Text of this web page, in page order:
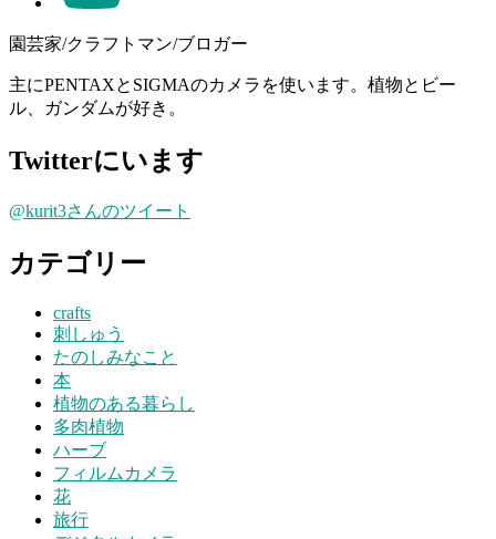
園芸家/クラフトマン/ブロガー
主にPENTAXとSIGMAのカメラを使います。植物とビー
ル、ガンダムが好き。
Twitterにいます
@kurit3さんのツイート
カテゴリー
crafts
刺しゅう
たのしみなこと
本
植物のある暮らし
多肉植物
ハーブ
フィルムカメラ
花
旅行